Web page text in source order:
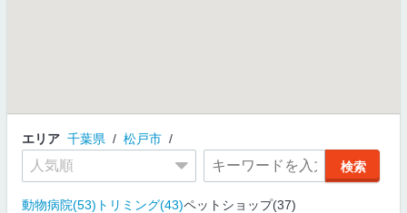
エリア 千葉県 松戸市
動物病院(53) トリミング(43)ペットショップ(37)